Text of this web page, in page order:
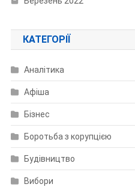
КАТЕГОРІЇ
Аналітика
Афіша
Бізнес
Боротьба з корупцією
Будівництво
Вибори